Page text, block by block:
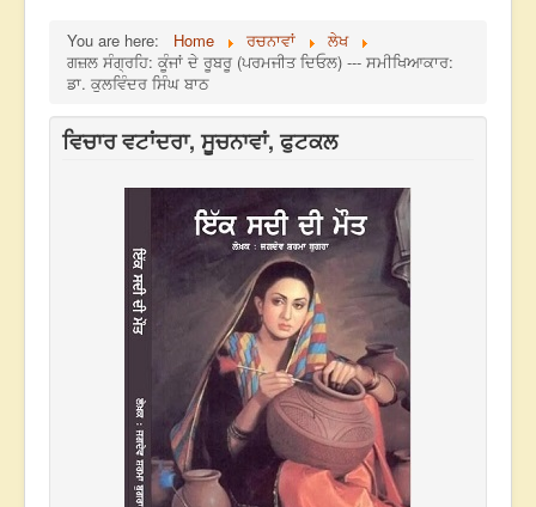
You are here: Home ਰਚਨਾਵਾਂ
ਲੇਖ
ਗਜ਼ਲ ਸੰਗ੍ਰਹਿ: ਕੂੰਜਾਂ ਦੇ ਰੂਬਰੂ (ਪਰਮਜੀਤ ਦਿਓਲ) --- ਸਮੀਖਿਆਕਾਰ:
ਡਾ. ਕੁਲਵਿੰਦਰ ਸਿੰਘ ਬਾਠ
ਵਿਚਾਰ ਵਟਾਂਦਰਾ, ਸੂਚਨਾਵਾਂ, ਫੁਟਕਲ